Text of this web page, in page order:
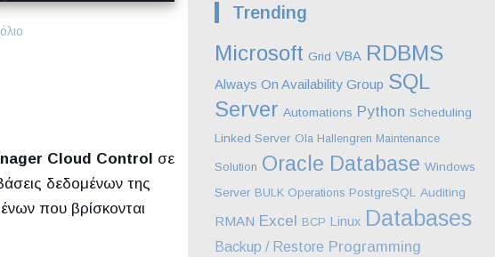
Cloud Control σε
δεδομένων της
που βρίσκονται
Trending
Microsoft Grid VBA RDBMS
Always On Availability Group SQL
Server Automations Python Scheduling
Linked Server Ola Hallengren Maintenance
Solution Oracle Database Windows
Server BULK Operations PostgreSQL Auditing
RMAN Excel BCP Linux Databases
Backup / Restore Programming